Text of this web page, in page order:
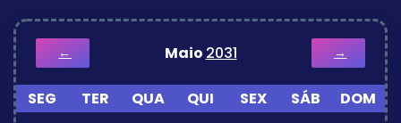
← Maio 2031 →
SEG TER QUA QUI SEX SÁB DOM